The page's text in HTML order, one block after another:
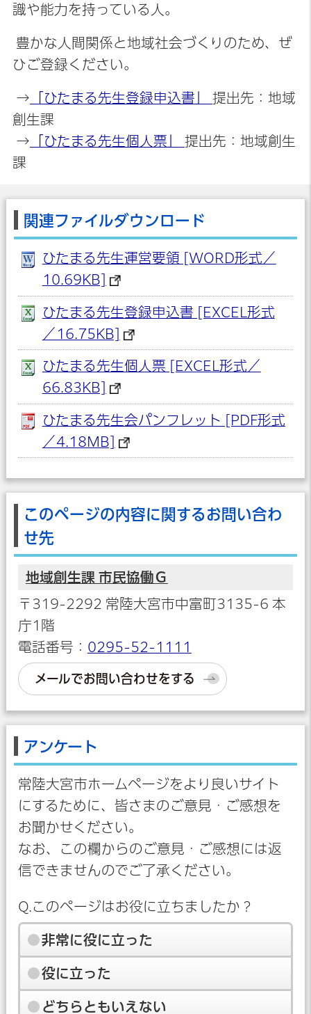
識や能力を持っている人。
豊かな人間関係と地域社会づくりのため、ぜ
ひご登録ください。
→ 「ひたまる先生登録申込書」 提出先：地域
創生課
→ 「ひたまる先生個人票」 提出先：地域創生
課
関連ファイルダウンロード
ひたまる先生運営要領 [WORD形式／
10.69KB]
ひたまる先生登録申込書 [EXCEL形式
／16.75KB]
ひたまる先生個人票 [EXCEL形式／
66.83KB]
ひたまる先生会パンフレット [PDF形式
／4.18MB]
このページの内容に関するお問い合わ
せ先
地域創生課 市民協働Ｇ
〒319-2292 常陸大宮市中富町3135-6 本
庁1階
電話番号： 0295-52-1111
メールでお問い合わせをする
アンケート
常陸大宮市ホームページをより良いサイト
にするために、皆さまのご意見・ご感想を
お聞かせください。
なお、この欄からのご意見・ご感想には返
信できませんのでご了承ください。
Q.このページはお役に立ちましたか？
非常に役に立った
役に立った
どちらともいえない